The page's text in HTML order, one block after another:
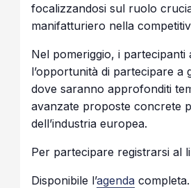
focalizzandosi sul ruolo
manifatturiero nella
Nel pomeriggio, i partecipanti
l’opportunità di partecipare a
dove saranno approfonditi
avanzate proposte concrete
dell’industria europea.
Per partecipare registrarsi al
Disponibile l’agenda completa.